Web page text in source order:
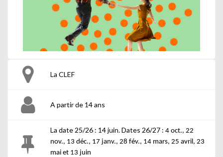
La CLEF
A partir de 14 ans
La date 25/26 : 14 juin. Dates 26/27 : 4 oct., 22
nov., 13 déc., 17 janv., 28 fév., 14 mars, 25 avril, 23
mai et 13 juin